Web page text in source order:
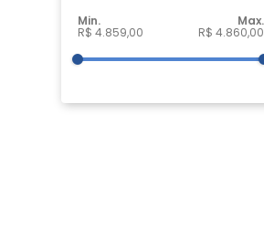
R$ 4.859,00 R$ 4.860,00